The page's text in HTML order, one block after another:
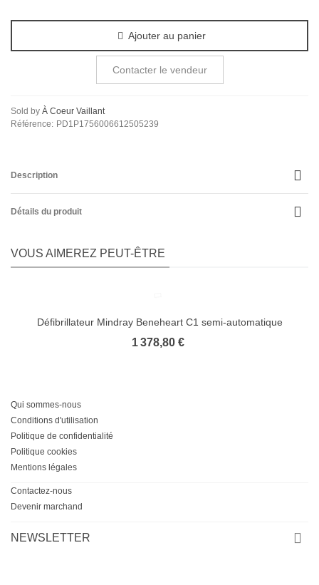
Ajouter au panier
Contacter le vendeur
Sold by À Coeur Vaillant
Référence: PD1P1756006612505239
Description
Détails du produit
VOUS AIMEREZ PEUT-ÊTRE
Défibrillateur Mindray Beneheart C1 semi-automatique
1 378,80 €
Qui sommes-nous
Conditions d'utilisation
Politique de confidentialité
Politique cookies
Mentions légales
Contactez-nous
Devenir marchand
NEWSLETTER